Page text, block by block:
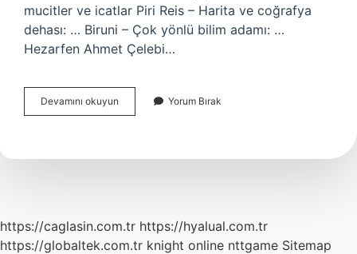
mucitler ve icatlar Piri Reis – Harita ve coğrafya
dehası: … Biruni – Çok yönlü bilim adamı: …
Hezarfen Ahmet Çelebi…
Devamını okuyun
Alimleri
Yorum Bırak
https://caglasin.com.tr https://hyalual.com.tr
https://globaltek.com.tr knight online nttgame Sitemap